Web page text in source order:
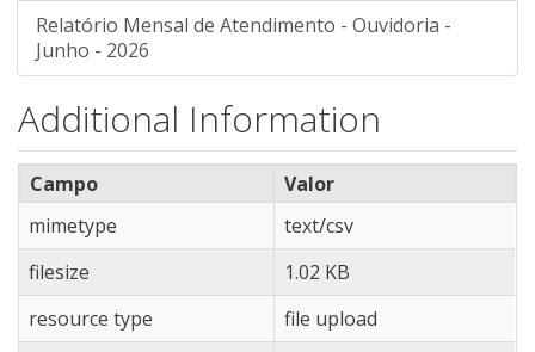
Relatório Mensal de Atendimento - Ouvidoria -
Junho - 2026
Additional Information
Campo
Valor
mimetype
text/csv
filesize
1.02 KB
resource type
file upload